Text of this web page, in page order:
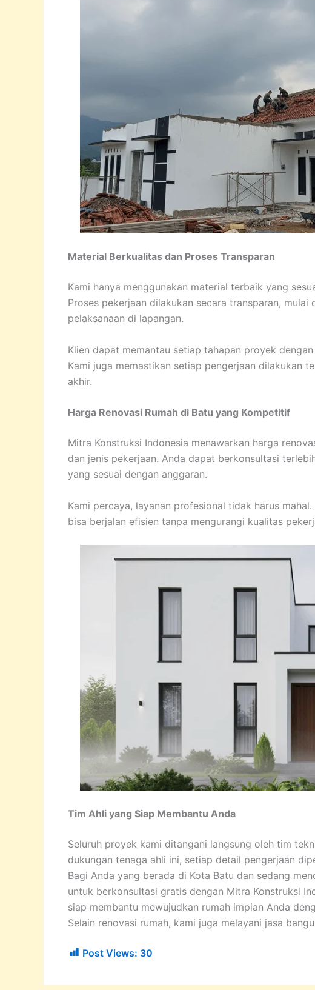
Material Berkualitas dan Proses Transparan
Kami hanya menggunakan material terbaik yang
Proses pekerjaan dilakukan secara transparan,
pelaksanaan di lapangan.
Klien dapat memantau setiap tahapan proyek
Kami juga memastikan setiap pengerjaan dilakukan
akhir.
Harga Renovasi Rumah di Batu yang Kompetitif
Mitra Konstruksi Indonesia menawarkan harga
dan jenis pekerjaan. Anda dapat berkonsultasi
yang sesuai dengan anggaran.
Kami percaya, layanan profesional tidak harus
bisa berjalan efisien tanpa mengurangi kualitas
Tim Ahli yang Siap Membantu Anda
Seluruh proyek kami ditangani langsung oleh tim
dukungan tenaga ahli ini, setiap detail pengerjaan
Bagi Anda yang berada di Kota Batu dan sedang
untuk berkonsultasi gratis dengan Mitra Konstruksi
siap membantu mewujudkan rumah impian Anda
Selain renovasi rumah, kami juga melayani jasa
Post Views: 30